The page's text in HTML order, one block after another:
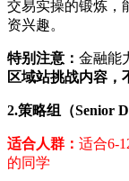
交易实操的锻炼，
资兴趣。
特别注意： 金融能
区域站挑战内容，
2.策略组（Senior
适合人群： 适合6-
的同学